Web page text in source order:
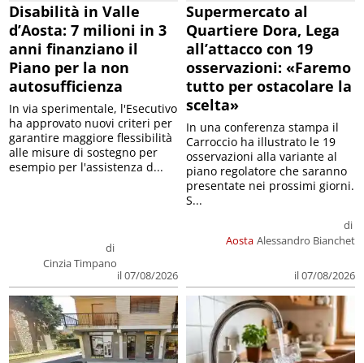
Disabilità in Valle
d’Aosta: 7 milioni in 3
anni finanziano il
Piano per la non
autosufficienza
di
Cinzia Timpano
il 07/08/2026
In via sperimentale, l'Esecutivo
ha approvato nuovi criteri per
garantire maggiore flessibilità
alle misure di sostegno per
esempio per l'assistenza d...
Supermercato al
Quartiere Dora, Lega
all’attacco con 19
osservazioni: «Faremo
tutto per ostacolare la
scelta»
Aosta
di
Alessandro Bianchet
il 07/08/2026
In una conferenza stampa il
Carroccio ha illustrato le 19
osservazioni alla variante al
piano regolatore che saranno
presentate nei prossimi giorni.
S...